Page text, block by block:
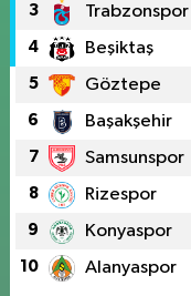
3 Trabzonspor
4 Beşiktaş
5 Göztepe
6 Başakşehir
7 Samsunspor
8 Rizespor
9 Konyaspor
10 Alanyaspor